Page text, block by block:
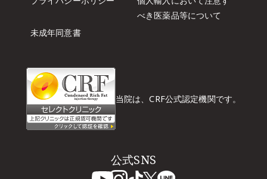
べき 医薬品等について
未成年同意書
当院は、CRF公式認定機関です。
公式SNS